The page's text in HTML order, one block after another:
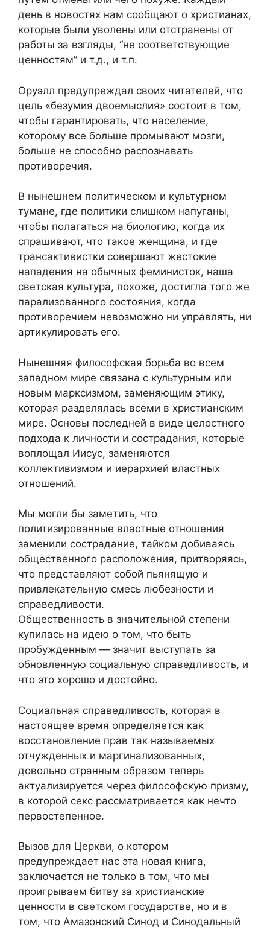
день в новостях нам сообщают о христианах,
которые были уволены или отстранены от
работы за взгляды, “не соответствующие
ценностям” и т.д., и т.п.
Оруэлл предупреждал своих читателей, что
цель «безумия двоемыслия» состоит в том,
чтобы гарантировать, что население,
которому все больше промывают мозги,
больше не способно распознавать
противоречия.
В нынешнем политическом и культурном
тумане, где политики слишком напуганы,
чтобы полагаться на биологию, когда их
спрашивают, что такое женщина, и где
трансактивистки совершают жестокие
нападения на обычных феминисток, наша
светская культура, похоже, достигла того же
парализованного состояния, когда
противоречием невозможно ни управлять, ни
артикулировать его.
Нынешняя философская борьба во всем
западном мире связана с культурным или
новым марксизмом, заменяющим этику,
которая разделялась всеми в христианским
мире. Основы последней в виде целостного
подхода к личности и сострадания, которые
воплощал Иисус, заменяются
коллективизмом и иерархией властных
отношений.
Мы могли бы заметить, что
политизированные властные отношения
заменили сострадание, тайком добиваясь
общественного расположения, притворяясь,
что представляют собой пьянящую и
привлекательную смесь любезности и
справедливости.
Общественность в значительной степени
купилась на идею о том, что быть
пробужденным — значит выступать за
обновленную социальную справедливость, и
что это хорошо и достойно.
Социальная справедливость, которая в
настоящее время определяется как
восстановление прав так называемых
отчужденных и маргинализованных,
довольно странным образом теперь
актуализируется через философскую призму,
в которой секс рассматривается как нечто
первостепенное.
Вызов для Церкви, о котором
предупреждает нас эта новая книга,
заключается не только в том, что мы
проигрываем битву за христианские
ценности в светском государстве, но и в
том, что Амазонский Синод и Синодальный